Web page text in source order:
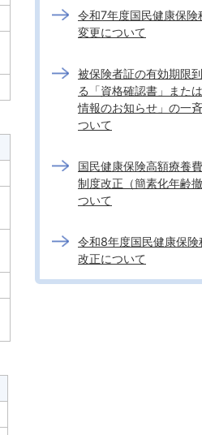
令和7年度国民健康保険
変更について
被保険者証の有効期限
る「資格確認書」また
情報のお知らせ」の一
ついて
国民健康保険高額療養
制度改正（簡素化年齢
ついて
令和8年度国民健康保険
改正について